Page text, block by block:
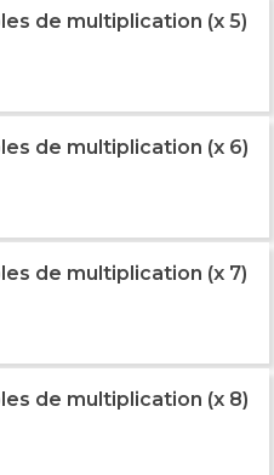
de multiplication (x 5)
de multiplication (x 6)
de multiplication (x 7)
de multiplication (x 8)